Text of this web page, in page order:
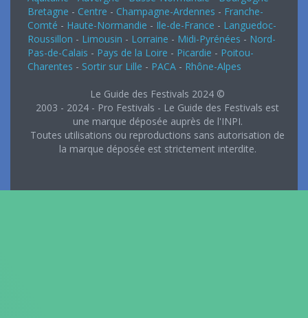
Bretagne - Centre - Champagne-Ardennes - Franche-
Comté - Haute-Normandie - Ile-de-France - Languedoc-
Roussillon - Limousin - Lorraine - Midi-Pyrénées - Nord-
Pas-de-Calais - Pays de la Loire - Picardie - Poitou-
Charentes - Sortir sur Lille - PACA - Rhône-Alpes
Le Guide des Festivals 2024 ©
2003 - 2024 - Pro Festivals - Le Guide des Festivals est
une marque déposée auprès de l'INPI.
Toutes utilisations ou reproductions sans autorisation de
la marque déposée est strictement interdite.